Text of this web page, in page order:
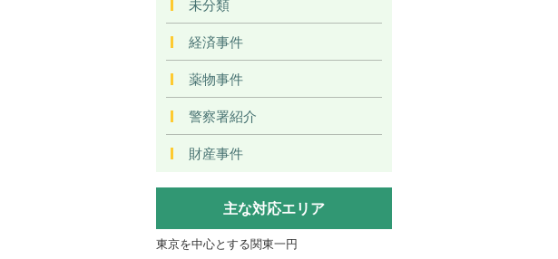
未分類
経済事件
薬物事件
警察署紹介
財産事件
主な対応エリア
東京を中心とする関東一円